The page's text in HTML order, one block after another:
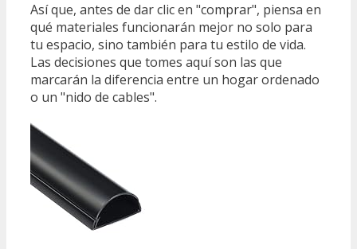
Así que, antes de dar clic en "comprar", piensa en
qué materiales funcionarán mejor no solo para
tu espacio, sino también para tu estilo de vida.
Las decisiones que tomes aquí son las que
marcarán la diferencia entre un hogar ordenado
o un "nido de cables".